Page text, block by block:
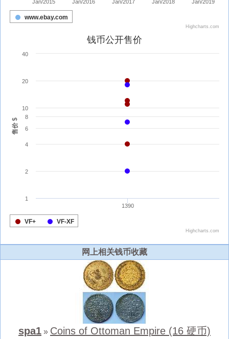
网上相关钱币收藏
spa1 » Coins of Ottoman Empire (16 硬币)